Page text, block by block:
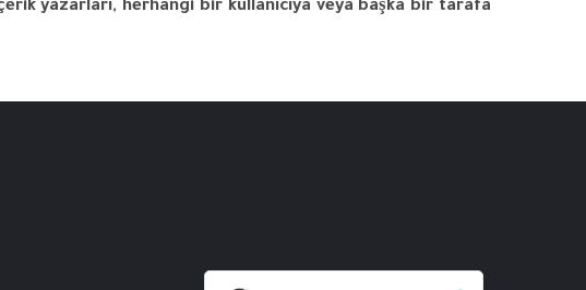
yazarları, herhangi bir kullanıcıya veya başka bir tarafa